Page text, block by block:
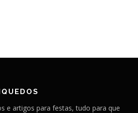
e artigos para festas, tudo para que